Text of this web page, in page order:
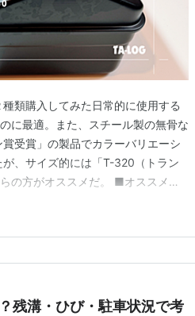
類購入してみた日常的に使用する
に最適。また、スチール製の無骨な
受賞」の製品でカラーバリエーシ
、サイズ的には「T-320（トラン
の方がオススメだ。 ■オススメポ
BOXが売られていますが、製品
残溝・ひび・駐車状況で考